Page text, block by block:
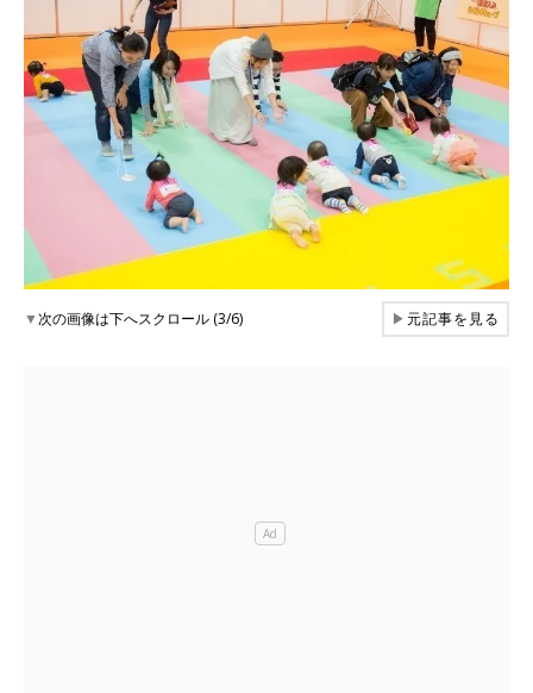
▼次の画像は下へスクロール (3/6) ▶元記事を見る